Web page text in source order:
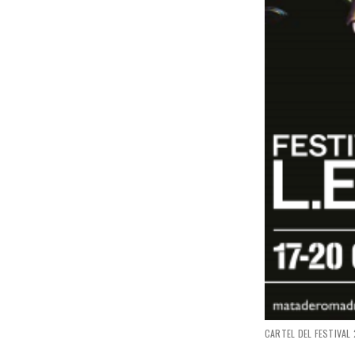
CARTEL DEL